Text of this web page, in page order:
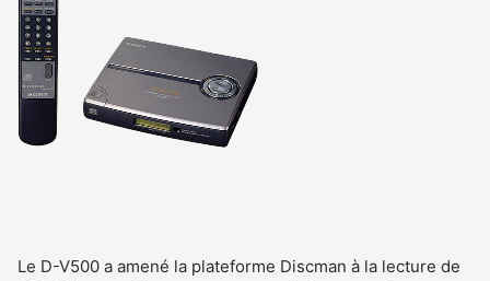
Le D-V500 a amené la plateforme Discman à la lecture de